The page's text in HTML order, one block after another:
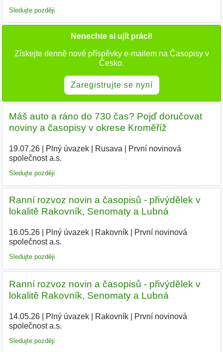
Sledujte později
Nenechte si ujít práci!
Získejte denně nové příspěvky e-mailem na Časopisy v
Česko.
Zaregistrujte se nyní
Máš auto a ráno do 730 čas? Pojď doručovat
noviny a časopisy v okrese Kroměříž
19.07.26| Plný úvazek| Rusava
První novinová
společnost a.s.
Sledujte později
Ranní rozvoz novin a časopisů - přivýdělek v
lokalitě Rakovník, Senomaty a Lubná
16.05.26| Plný úvazek| Rakovník|
První novinová
společnost a.s.
Sledujte později
Ranní rozvoz novin a časopisů - přivýdělek v
lokalitě Rakovník, Senomaty a Lubná
14.05.26| Plný úvazek| Rakovník|
První novinová
společnost a.s.
Sledujte později